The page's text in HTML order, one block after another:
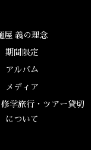
屋 義の理念
期間限定
アルバム
メディア
学旅行・ツアー貸切
について